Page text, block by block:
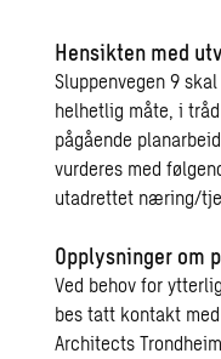
Hensikten med
Sluppenvegen 9
helhetlig måte, i
pågående
vurderes med
utadrettet næring/
Opplysninger om
Ved behov for
bes tatt kontakt
Architects